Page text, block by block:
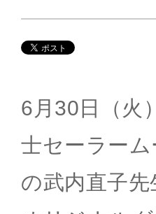
6月30日（火
士セーラー
の武内直子